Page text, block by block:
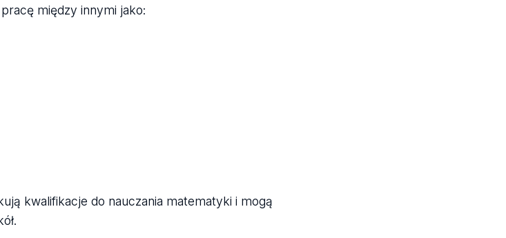
między innymi jako:
kwalifikacje do nauczania matematyki i mogą